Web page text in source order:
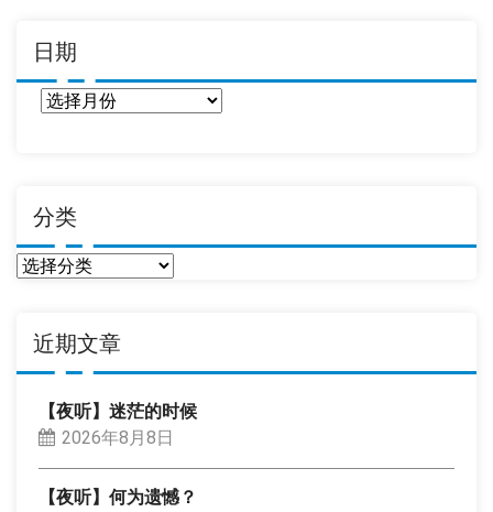
日期
分类
分
近期文章
【夜听】迷茫的时候
2026年8月8日
【夜听】何为遗憾？